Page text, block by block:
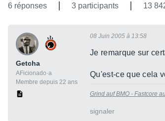
6 réponses 3 participants 13
Getcha
AFicionado·a
Membre depuis 22 ans
08 Juin 2005 à 13:58
Je remarque sur
Qu'est-ce que cela
Grind auf BMO - Fastcore
signaler